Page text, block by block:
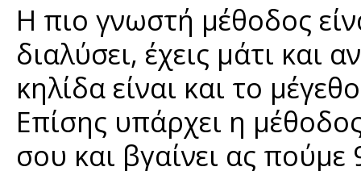
Η πιο γνωστή μέθοδος
διαλύσει, έχεις μάτι και
κηλίδα είναι και το
Επίσης υπάρχει η
σου και βγαίνει ας πούμε